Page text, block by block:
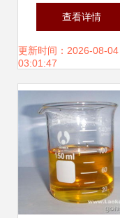
转让与技术转让
遇与要点解析
查看详情
更新时间：2026-08-04
03:01:47